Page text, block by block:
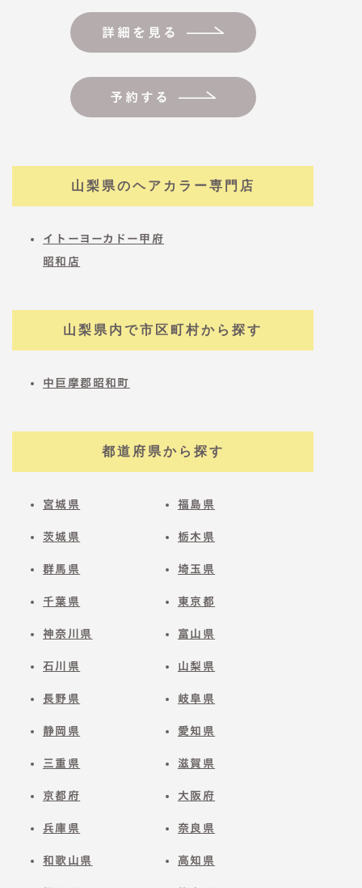
詳細を見る
予約する
山梨県のヘアカラー専門店
イトーヨーカドー甲府
昭和店
山梨県内で市区町村から探す
中巨摩郡昭和町
都道府県から探す
宮城県 福島県
茨城県 栃木県
群馬県 埼玉県
千葉県 東京都
神奈川県 富山県
石川県 山梨県
長野県 岐阜県
静岡県 愛知県
三重県 滋賀県
京都府 大阪府
兵庫県 奈良県
和歌山県 高知県